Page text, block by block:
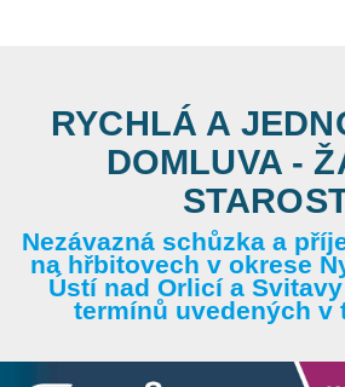
RYCHLÁ A
DOMLUVA -
Nezávazná schůzka a
na hřbitovech v okrese
Ústí nad Orlicí a
termínů uvedených v